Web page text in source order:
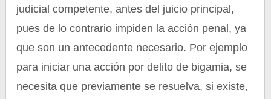
judicial competente, antes del juicio principal,
pues de lo contrario impiden la acción penal, ya
que son un antecedente necesario. Por ejemplo
para iniciar una acción por delito de bigamia, se
necesita que previamente se resuelva, si existe,